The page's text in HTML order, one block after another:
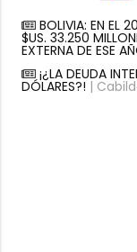
BOLIVIA: EN EL
$US. 33.250
EXTERNA DE ESE
¡¿LA DEUDA
DÓLARES?! |